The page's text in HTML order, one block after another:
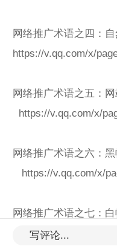
网络推广术语之四：
https://v.qq.com/x/
网络推广术语之五：
https://v.qq.com/x/
网络推广术语之六
https://v.qq.com/x/
网络推广术语之
https://v.qq.com/x/
写评论...